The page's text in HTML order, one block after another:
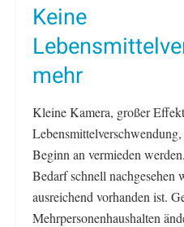
Keine
mehr
Kleine Kamera, großer
Beginn an vermieden
Bedarf schnell nachgesehen
ausreichend vorhanden ist.
Mehrpersonenhaushalten